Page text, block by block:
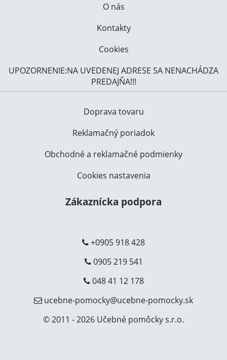
O nás
Kontakty
Cookies
UPOZORNENIE:NA UVEDENEJ ADRESE SA NENACHÁDZA
PREDAJŇA!!!
Doprava tovaru
Reklamačný poriadok
Obchodné a reklamačné podmienky
Cookies nastavenia
Zákaznícka podpora
+0905 918 428
0905 219 541
048 41 12 178
ucebne-pomocky@ucebne-pomocky.sk
© 2011 - 2026 Učebné pomôcky s.r.o.